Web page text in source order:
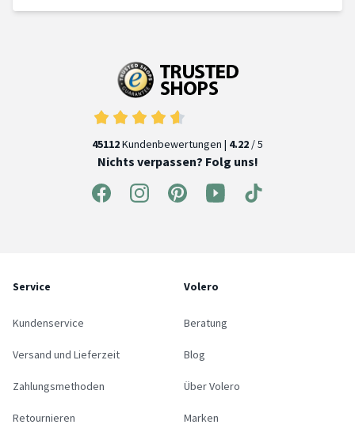
45112Kundenbewertungen | 4.22 / 5
Nichts verpassen? Folg uns!
Service
Kundenservice
Versand und Lieferzeit
Zahlungsmethoden
Retournieren
Volero
Beratung
Blog
Über Volero
Marken